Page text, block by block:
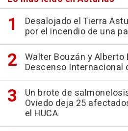
Desalojado el Tierra
por el incendio de una
Walter Bouzán y Alberto
Descenso Internacional
Un brote de
Oviedo deja 25
el HUCA